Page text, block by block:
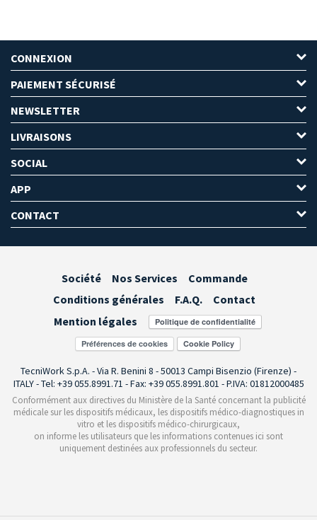
CONNEXION
PAIEMENT SÉCURISÉ
NEWSLETTER
LIVRAISONS
SOCIAL
APP
CONTACT
Société Nos Services
Commande
Conditions générales
F.A.Q.
Contact
Mention légales
Préférences de cookies
TecniWork S.p.A. - Via R. Benini 8 - 50013 Campi Bisenzio (Firenze) -
ITALY - Tel: +39 055.8991.71 - Fax: +39 055.8991.801 - P.IVA: 01812000485
Conformément aux directives du Ministère de la Santé concernant la publicité
médicale sur les dispositifs médicaux, les dispositifs médico-diagnostiques in
vitro et les dispositifs médico-chirurgicaux,
on informe les utilisateurs que les informations contenues ici sont
uniquement destinées aux professionnels du secteur.